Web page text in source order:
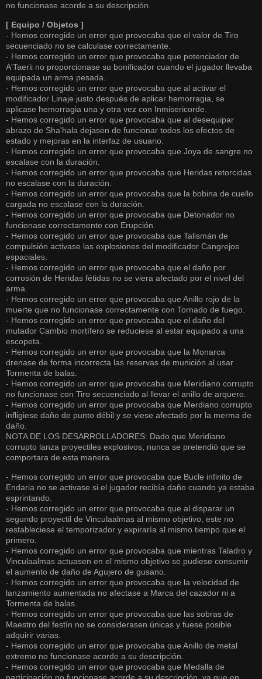
no funcionase acorde a su descripción.
[ Equipo / Objetos ]
- Hemos corregido un error que provocaba que el valor de Tiro
secuenciado no se calculase correctamente.
- Hemos corregido un error que provocaba que potenciador de
A'Taerii no proporcionase su bonificador cuando el jugador llevaba
equipada un arma pesada.
- Hemos corregido un error que provocaba que al activar el
modificador Linaje justo después de aplicar hemorragia, se
aplicase hemorragia una y otra vez con Inmisericorde.
- Hemos corregido un error que provocaba que al desequipar
abrazo de Sha'hala dejasen de funcionar todos los efectos de
estado y mejoras en la interfaz de usuario.
- Hemos corregido un error que provocaba que Joya de sangre no
escalase con la duración.
- Hemos corregido un error que provocaba que Heridas retorcidas
no escalase con la duración.
- Hemos corregido un error que provocaba que la bobina de cuello
cargada no escalase con la duración.
- Hemos corregido un error que provocaba que Detonador no
funcionase correctamente con Erupción.
- Hemos corregido un error que provocaba que Talismán de
compulsión activase las explosiones del modificador Cangrejos
espaciales.
- Hemos corregido un error que provocaba que el daño por
corrosión de Heridas fétidas no se viera afectado por el nivel del
arma.
- Hemos corregido un error que provocaba que Anillo rojo de la
muerte que no funcionase correctamente con Tornado de fuego.
- Hemos corregido un error que provocaba que el daño del
mutador Cambio mortífero se reduciese al estar equipado a una
escopeta.
- Hemos corregido un error que provocaba que la Monarca
drenase de forma incorrecta las reservas de munición al usar
Tormenta de balas.
- Hemos corregido un error que provocaba que Meridiano corrupto
no funcionase con Tiro secuenciado al llevar el anillo de arquero.
- Hemos corregido un error que provocaba que Merdiano corrupto
infligiese daño de punto débil y se viese afectado por la merma de
daño.
NOTA DE LOS DESARROLLADORES: Dado que Meridiano
corrupto lanza proyectiles explosivos, nunca se pretendió que se
comportara de esta manera.
- Hemos corregido un error que provocaba que Bucle infinito de
Endaria no se activase si el jugador recibía daño cuando ya estaba
esprintando.
- Hemos corregido un error que provocaba que al disparar un
segundo proyectil de Vinculaalmas al mismo objetivo, este no
restableciese el temporizador y expiraría al mismo tiempo que el
primero.
- Hemos corregido un error que provocaba que mientras Taladro y
Vinculaalmas actuasen en el mismo objetivo se pudiese consumir
el aumento de daño de Agujero de gusano.
- Hemos corregido un error que provocaba que la velocidad de
lanzamiento aumentada no afectase a Marca del cazador ni a
Tormenta de balas.
- Hemos corregido un error que provocaba que las sobras de
Maestro del festín no se considerasen únicas y fuese posible
adquirir varias.
- Hemos corregido un error que provocaba que Anillo de metal
extremo no funcionase acorde a su descripción.
- Hemos corregido un error que provocaba que Medalla de